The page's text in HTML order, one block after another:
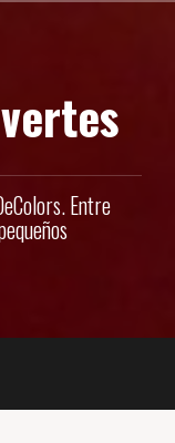
Entre